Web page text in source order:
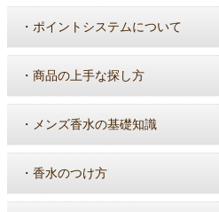
・ ポイントシステムについて
・ 商品の上手な探し方
・ メンズ香水の基礎知識
・ 香水のつけ方